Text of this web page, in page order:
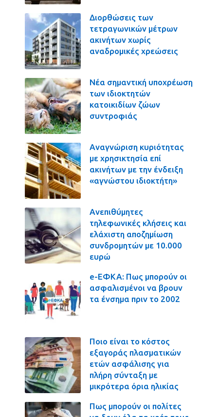
Διορθώσεις των
τετραγωνικών μέτρων
ακινήτων χωρίς
αναδρομικές χρεώσεις
Νέα σημαντική υποχρέωση
των ιδιοκτητών
κατοικιδίων ζώων
συντροφιάς
Αναγνώριση κυριότητας
με χρησικτησία επί
ακινήτων με την ένδειξη
«αγνώστου ιδιοκτήτη»
Ανεπιθύμητες
τηλεφωνικές κλήσεις και
ελάχιστη αποζημίωση
συνδρομητών με 10.000
ευρώ
e-ΕΦΚΑ: Πως μπορούν οι
ασφαλισμένοι να βρουν
τα ένσημα πριν το 2002
Ποιο είναι το κόστος
εξαγοράς πλασματικών
ετών ασφάλισης για
πλήρη σύνταξη με
μικρότερα όρια ηλικίας
Πως μπορούν οι πολίτες